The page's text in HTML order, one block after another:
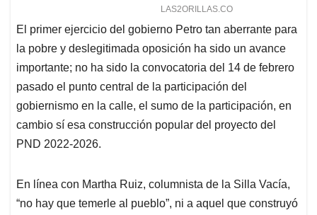
El primer ejercicio del gobierno Petro tan aberrante para
la pobre y deslegitimada oposición ha sido un avance
importante; no ha sido la convocatoria del 14 de febrero
pasado el punto central de la participación del
gobiernismo en la calle, el sumo de la participación, en
cambio sí esa construcción popular del proyecto del
PND 2022-2026.
En línea con Martha Ruiz, columnista de la Silla Vacía,
“no hay que temerle al pueblo”, ni a aquel que construyó